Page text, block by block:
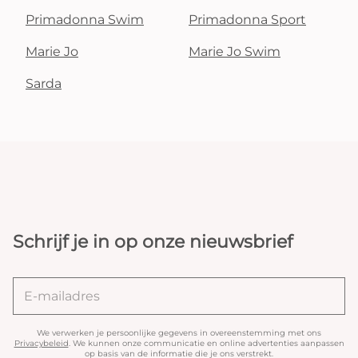
Primadonna Swim Primadonna Sport
Marie Jo Marie Jo Swim
Sarda
Schrijf je in op onze nieuwsbrief
We verwerken je persoonlijke gegevens in overeenstemming met ons
Privacybeleid. We kunnen onze communicatie en online advertenties aanpassen
op basis van de informatie die je ons verstrekt.